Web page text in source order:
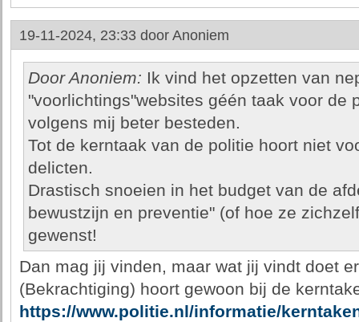
19-11-2024, 23:33 door Anoniem
Door Anoniem: Ik vind het opzetten van
"voorlichtings"websites géén taak voor de
volgens mij beter besteden.
Tot de kerntaak van de politie hoort niet
delicten.
Drastisch snoeien in het budget van de
bewustzijn en preventie" (of hoe ze
gewenst!
Dan mag jij vinden, maar wat jij vindt doet
(Bekrachtiging) hoort gewoon bij de
https://www.politie.nl/informatie/